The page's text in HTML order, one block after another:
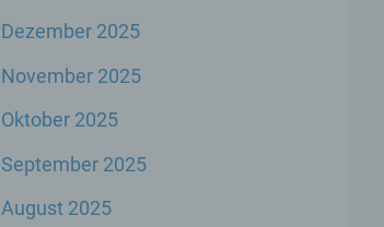
Dezember 2025
November 2025
Oktober 2025
September 2025
August 2025